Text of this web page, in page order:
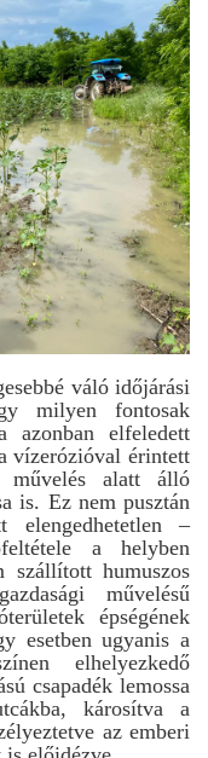
váló időjárási
milyen fontosak
azonban elfeledett
vízerózióval érintett
művelés alatt álló
is. Ez nem pusztán
elengedhetetlen –
a helyben
szállított humuszos
művelésű
épségének
esetben ugyanis a
elhelyezkedő
csapadék lemossa
károsítva a
az emberi